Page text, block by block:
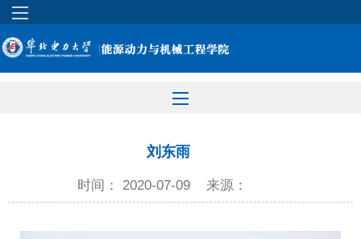
刘东雨
时间： 2020-07-09 来源：